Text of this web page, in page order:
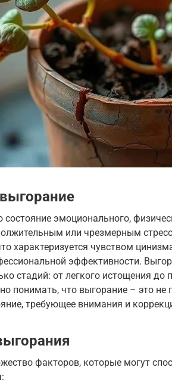
состояние эмоционального,
или чрезмерным
характеризуется чувством
эффективности.
стадий: от легкого истощения до
понимать, что выгорание – это не
требующее внимания и
факторов, которые могут